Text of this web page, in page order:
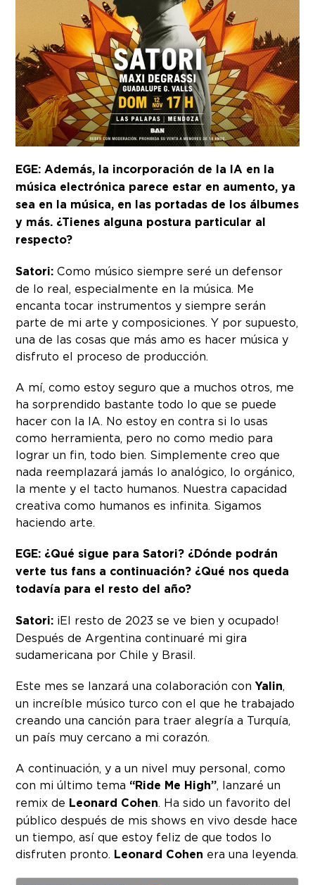
EGE: Además, la incorporación de la IA en la
música electrónica parece estar en aumento, ya
sea en la música, en las portadas de los álbumes
y más. ¿Tienes alguna postura particular al
respecto?
Satori: Como músico siempre seré un defensor
de lo real, especialmente en la música. Me
encanta tocar instrumentos y siempre serán
parte de mi arte y composiciones. Y por supuesto,
una de las cosas que más amo es hacer música y
disfruto el proceso de producción.
A mí, como estoy seguro que a muchos otros, me
ha sorprendido bastante todo lo que se puede
hacer con la IA. No estoy en contra si lo usas
como herramienta, pero no como medio para
lograr un fin, todo bien. Simplemente creo que
nada reemplazará jamás lo analógico, lo orgánico,
la mente y el tacto humanos. Nuestra capacidad
creativa como humanos es infinita. Sigamos
haciendo arte.
EGE: ¿Qué sigue para Satori? ¿Dónde podrán
verte tus fans a continuación? ¿Qué nos queda
todavía para el resto del año?
Satori: ¡El resto de 2023 se ve bien y ocupado!
Después de Argentina continuaré mi gira
sudamericana por Chile y Brasil.
Este mes se lanzará una colaboración conYalin,
un increíble músico turco con el que he trabajado
creando una canción para traer alegría a Turquía,
un país muy cercano a mi corazón.
A continuación, y a un nivel muy personal, como
con mi último tema “Ride Me High”, lanzaré un
remix de Leonard Cohen. Ha sido un favorito del
público después de mis shows en vivo desde hace
un tiempo, así que estoy feliz de que todos lo
disfruten pronto. Leonard Cohen era una leyenda.